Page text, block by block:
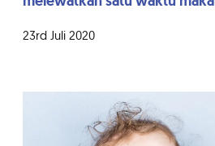
23rd Juli 2020